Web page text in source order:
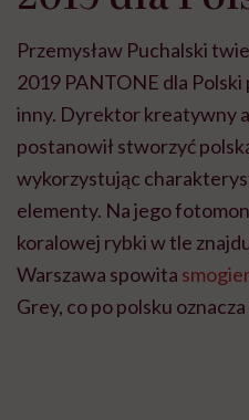
Przemysław Puchalski
2019 PANTONE dla Polski
inny. Dyrektor kreatywny
postanowił stworzyć
wykorzystując
elementy. Na jego
koralowej rybki w tle
Warszawa spowita
Grey, co po polsku